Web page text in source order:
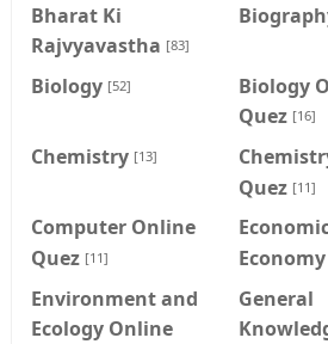
Bharat Ki
Rajvyavastha [83]
Biology [52]
Biology
Quez [16]
Chemistry [13]
Quez [11]
Computer Online
Quez [11]
Economy
Environment and
Ecology Online
General